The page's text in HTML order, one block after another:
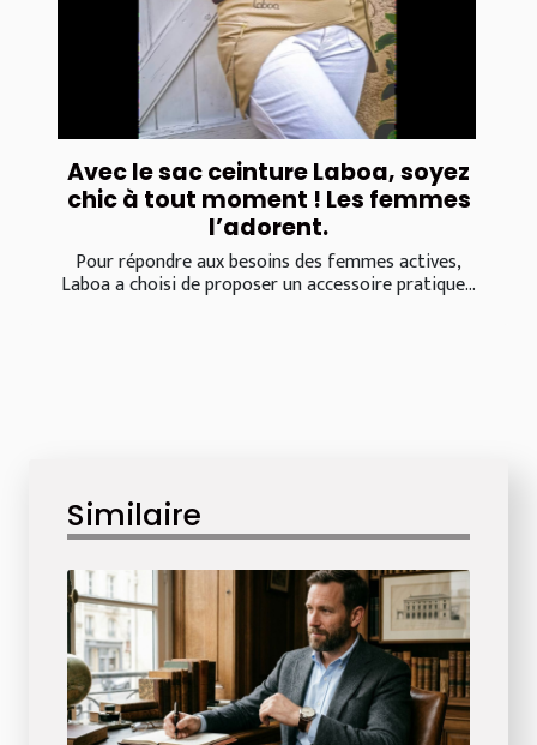
Avec le sac ceinture Laboa, soyez
chic à tout moment ! Les femmes
l’adorent.
Pour répondre aux besoins des femmes actives,
Laboa a choisi de proposer un accessoire pratique...
Similaire